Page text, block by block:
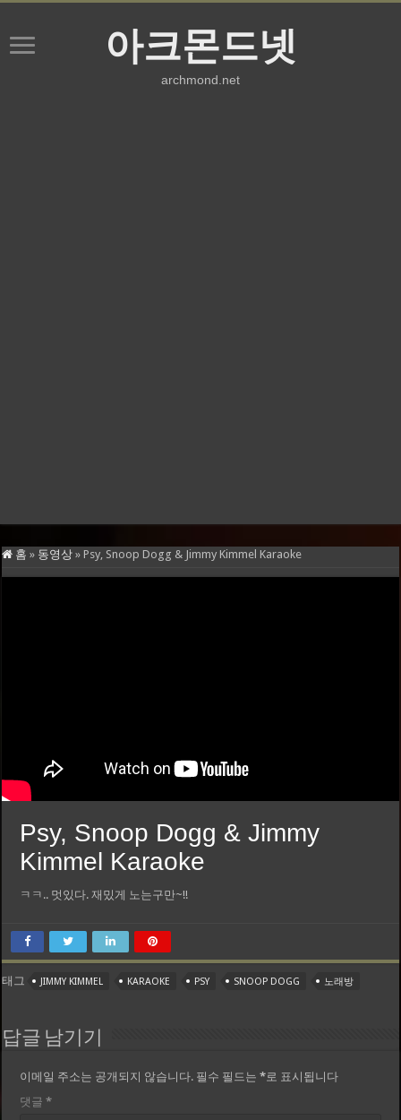
아크몬드넷
archmond.net
홈 » 동영상 » Psy, Snoop Dogg & Jimmy Kimmel Karaoke
Psy, Snoop Dogg & Jimmy
Kimmel Karaoke
ㅋㅋ.. 멋있다. 재밌게 노는구만~!!
태그 JIMMY KIMMEL KARAOKE PSY SNOOP DOGG 노래방
답글 남기기
이메일 주소는 공개되지 않습니다. 필수 필드는*로 표시됩니다
댓글*